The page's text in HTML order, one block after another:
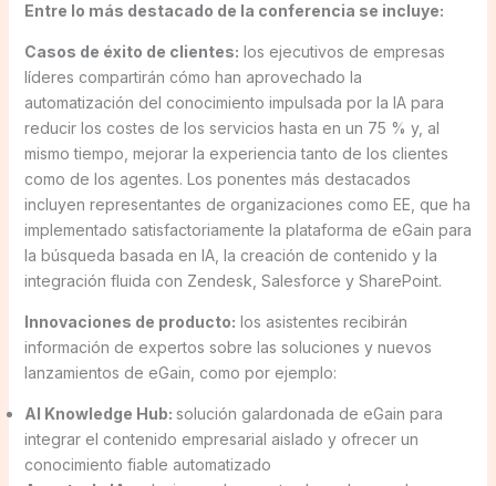
Entre lo más destacado de la conferencia se incluye:
Casos de éxito de clientes: los ejecutivos de empresas
líderes compartirán cómo han aprovechado la
automatización del conocimiento impulsada por la IA para
reducir los costes de los servicios hasta en un 75 % y, al
mismo tiempo, mejorar la experiencia tanto de los clientes
como de los agentes. Los ponentes más destacados
incluyen representantes de organizaciones como EE, que ha
implementado satisfactoriamente la plataforma de eGain para
la búsqueda basada en IA, la creación de contenido y la
integración fluida con Zendesk, Salesforce y SharePoint.
Innovaciones de producto: los asistentes recibirán
información de expertos sobre las soluciones y nuevos
lanzamientos de eGain, como por ejemplo:
AI Knowledge Hub: solución galardonada de eGain para
integrar el contenido empresarial aislado y ofrecer un
conocimiento fiable automatizado